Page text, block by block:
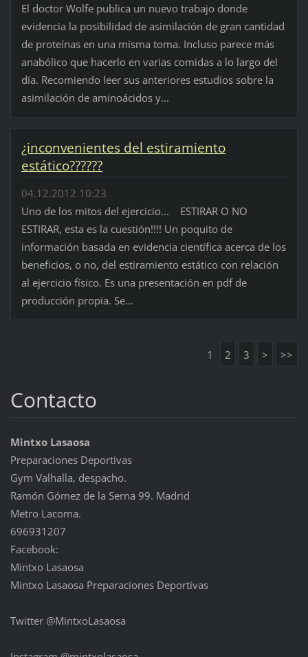
El doctor Wolfe publica un nuevo trabajo donde
evidencia la posibilidad de asimilación de gran cantidad
de proteínas en una misma toma. Incluso parece más
anabólico que hacerlo en varias comidas a lo largo del
día. Recomiendo leer sus anteriores estudios sobre la
asimilación de aminoácidos y...
¿inconvenientes del estiramiento
estático??????
04.12.2012 10:23
Uno de los mitos del ejercicio... ESTIRAR O NO
ESTIRAR, esta es la cuestión!!!! Un poquito de
información basada en evidencia científica acerca de los
beneficios, o no, del estiramiento estático con relación
al ejercicio físico. Es una presentación en pdf de
producción propia. Se...
1 2 3 > >>
Contacto
Mintxo Lasaosa
Preparaciones Deportivas
Gym Valhalla, despacho.
Ramón Gómez de la Serna 99. Madrid
Metro Lacoma.
696931207
Facebook:
Mintxo Lasaosa
Mintxo Lasaosa Preparaciones Deportivas
Twitter @MintxoLasaosa